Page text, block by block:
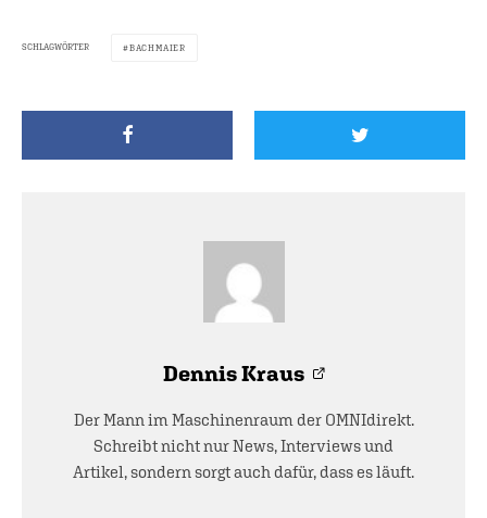
SCHLAGWÖRTER BACHMAIER
Dennis Kraus
Der Mann im Maschinenraum der OMNIdirekt.
Schreibt nicht nur News, Interviews und
Artikel, sondern sorgt auch dafür, dass es läuft.